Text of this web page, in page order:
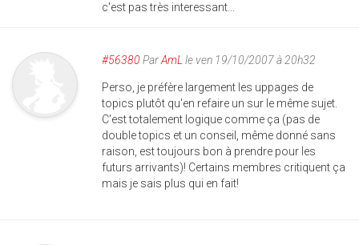
c'est pas très interessant...
#56380 ParAmL le ven 19/10/2007 à 20h32
Perso, je préfère largement les uppages de
topics plutôt qu'en refaire un sur le même sujet.
C'est totalement logique comme ça (pas de
double topics et un conseil, même donné sans
raison, est toujours bon à prendre pour les
futurs arrivants)! Certains membres critiquent ça
mais je sais plus qui en fait!